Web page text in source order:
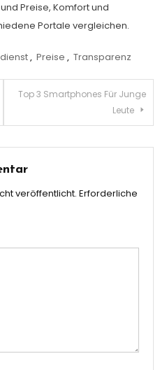
Preise, Komfort und
Portale vergleichen.
, Preise , Transparenz
Top 3 Smartphones Für Junge
Leute
veröffentlicht. Erforderliche